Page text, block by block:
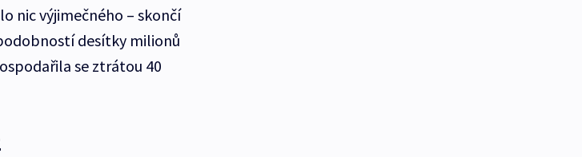
nic výjimečného – skončí
desítky milionů
se ztrátou 40